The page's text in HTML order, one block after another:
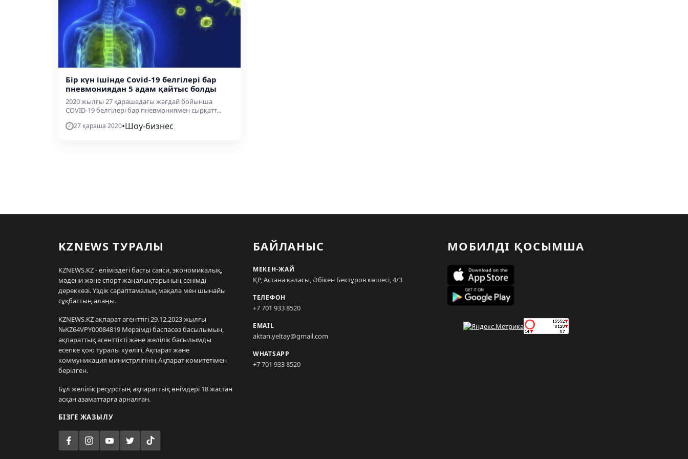
Бір күн ішінде Covid-19 белгілері бар
пневмониядан 5 адам қайтыс болды
2020 жылғы 27 қарашадағы жағдай бойынша
COVID-19 белгілері бар пневмониямен сырқатт...
27 қараша 2020•Шоу-бизнес
KZNEWS ТУРАЛЫ
KZNEWS.KZ - еліміздегі басты саяси, экономикалық,
мәдени және спорт жаңалықтарының сенімді
дереккөзі. Үздік сараптамалық мақала мен шынайы
сұқбаттың алаңы.
KZNEWS.KZ ақпарат агенттігі 29.12.2023 жылғы
№KZ64VPY00084819 Мерзімді баспасөз басылымын,
ақпараттық агенттікті және желілік басылымды
есепке қою туралы куәлігі, Ақпарат және
коммуникация министрлігінің Ақпарат комитетімен
берілген.
Бұл желілік ресурстың ақпараттық өнімдері 18 жастан
асқан азаматтарға арналған.
БІЗГЕ ЖАЗЫЛУ
БАЙЛАНЫС
МЕКЕН-ЖАЙ
ҚР, Астана қаласы, Әбікен Бектұров көшесі, 4/3
ТЕЛЕФОН
+7 701 933 8520
EMAIL
aktan.yeltay@gmail.com
WHATSAPP
+7 701 933 8520
МОБИЛДІ ҚОСЫМША